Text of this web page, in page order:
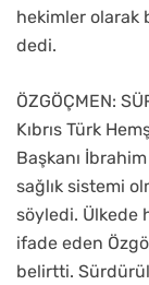
hekimler olarak
dedi.
ÖZGÖÇMEN:
Kıbrıs Türk
Başkanı
sağlık sistemi
söyledi. Ülkede
ifade eden
belirtti.